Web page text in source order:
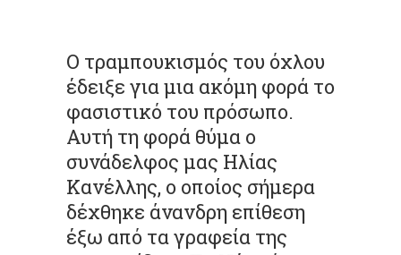
Ο τραμπουκισμός του όχλου
έδειξε για μια ακόμη φορά το
φασιστικό του πρόσωπο.
Αυτή τη φορά θύμα ο
συνάδελφος μας Ηλίας
Κανέλλης, ο οποίος σήμερα
δέχθηκε άνανδρη επίθεση
έξω από τα γραφεία της